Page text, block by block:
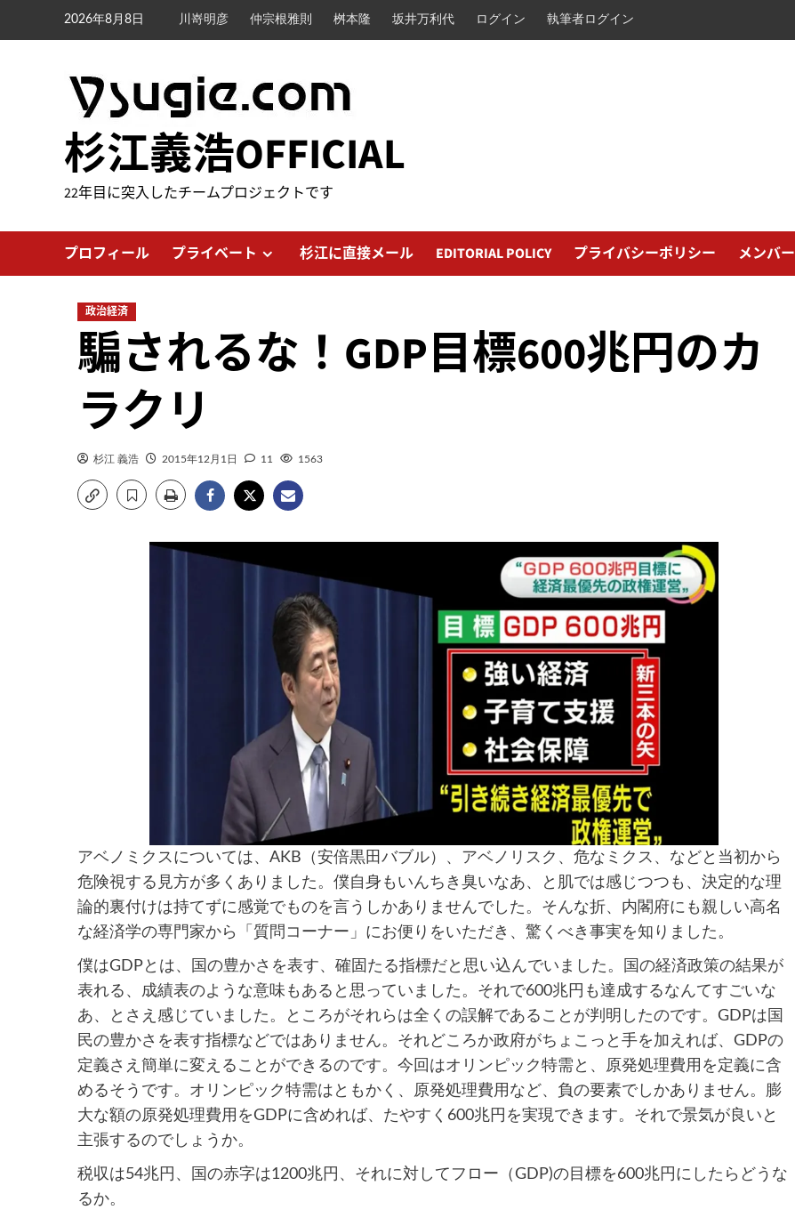
2026年8月8日 川嵜明彦 仲宗根雅則 桝本隆 坂井万利代 ログイン 執筆者ログイン
杉江義浩OFFICIAL
22年目に突入したチームプロジェクトです
プロフィール プライベート 杉江に直接メール EDITORIAL POLICY プライバシーポリシー メンバー
政治経済
騙されるな！GDP目標600兆円のカ
ラクリ
杉江 義浩 2015年12月1日 11 1563
アベノミクスについては、AKB（安倍黒田バブル）、アベノリスク、危なミクス、などと当初から
危険視する見方が多くありました。僕自身もいんちき臭いなあ、と肌では感じつつも、決定的な理
論的裏付けは持てずに感覚でものを言うしかありませんでした。そんな折、内閣府にも親しい高名
な経済学の専門家から「質問コーナー」にお便りをいただき、驚くべき事実を知りました。
僕はGDPとは、国の豊かさを表す、確固たる指標だと思い込んでいました。国の経済政策の結果が
表れる、成績表のような意味もあると思っていました。それで600兆円も達成するなんてすごいな
あ、とさえ感じていました。ところがそれらは全くの誤解であることが判明したのです。GDPは国
民の豊かさを表す指標などではありません。それどころか政府がちょこっと手を加えれば、GDPの
定義さえ簡単に変えることができるのです。今回はオリンピック特需と、原発処理費用を定義に含
めるそうです。オリンピック特需はともかく、原発処理費用など、負の要素でしかありません。膨
大な額の原発処理費用をGDPに含めれば、たやすく600兆円を実現できます。それで景気が良いと
主張するのでしょうか。
税収は54兆円、国の赤字は1200兆円、それに対してフロー（GDP)の目標を600兆円にしたらどうな
るか。